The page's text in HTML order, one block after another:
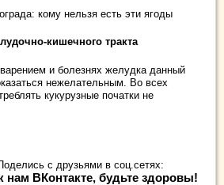
кому нельзя есть эти ягоды
кишечного тракта
и болезнях желудка данный
нежелательным. Во всех
кукурузные початки не
с друзьями в соц.сетях:
нам ВКонтакте, будьте здоровы!